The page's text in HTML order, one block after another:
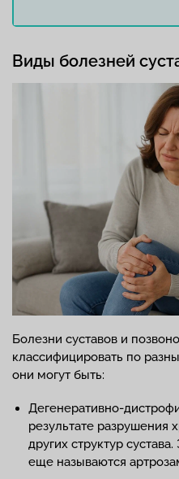
Виды болезней
Болезни суставов и
классифицировать по
они могут быть:
Дегенеративно-
результате разрушения
других структур
еще называются